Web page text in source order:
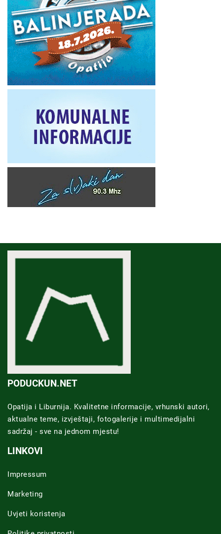
PODUCKUN.NET
Opatija i Liburnija. Kvalitetne informacije, vrhunski autori,
aktualne teme, izvještaji, fotogalerije i multimedijalni
sadržaj - sve na jednom mjestu!
LINKOVI
Impressum
Marketing
Uvjeti koristenja